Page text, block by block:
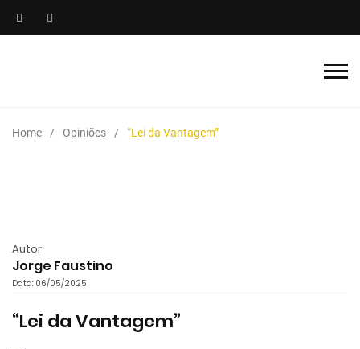
Home Opiniões “Lei da Vantagem”
Autor
Jorge Faustino
Data: 06/05/2025
“Lei da Vantagem”